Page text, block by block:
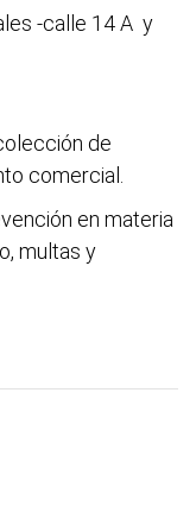
-calle 14 A y
de
comercial.
en materia
multas y